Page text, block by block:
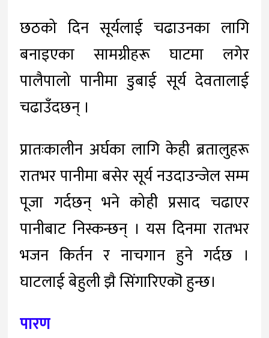
छठको दिन सूर्यलाई चढाउनका लागि
बनाइएका सामग्रीहरू घाटमा लगेर
पालैपालो पानीमा डुबाई सूर्य देवतालाई
चढाउँदछन् ।
प्रातःकालीन अर्घका लागि केही ब्रतालुहरू
रातभर पानीमा बसेर सूर्य नउदाउन्जेल सम्म
पूजा गर्दछन् भने कोही प्रसाद चढाएर
पानीबाट निस्कन्छन् । यस दिनमा रातभर
भजन किर्तन र नाचगान हुने गर्दछ ।
घाटलाई बेहुली झै सिंगारिएकॊ हुन्छ।
पारण